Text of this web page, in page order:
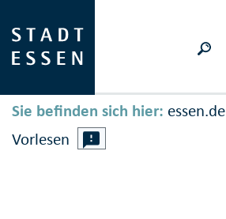
Sie befinden sich hier: essen.de
Vorlesen